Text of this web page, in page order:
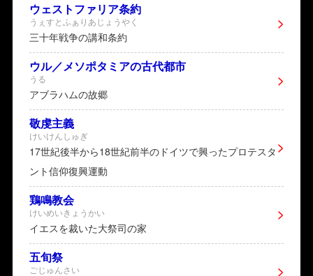
ウェストファリア条約
うぇすとふぁりあじょうやく
三十年戦争の講和条約
ウル／メソポタミアの古代都市
うる
アブラハムの故郷
敬虔主義
けいけんしゅぎ
17世紀後半から18世紀前半のドイツで興ったプロテスタ
ント信仰復興運動
鶏鳴教会
けいめいきょうかい
イエスを裁いた大祭司の家
五旬祭
ごじゅんさい